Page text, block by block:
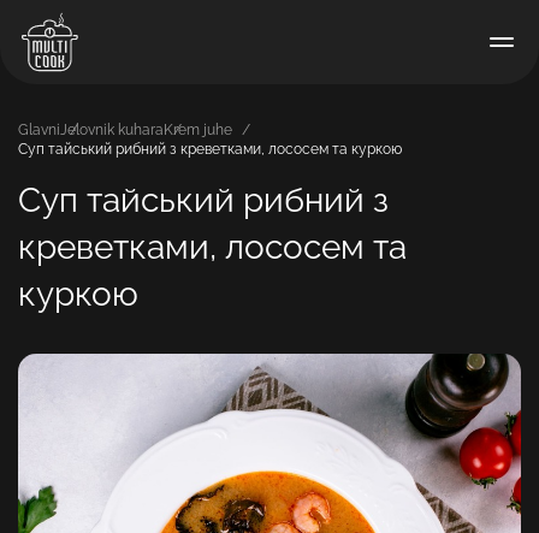
GlavniJelovnik kuhara Krem juhe
Суп тайський рибний з креветками, лососем та куркою
Суп тайський рибний з
креветками, лососем та
куркою